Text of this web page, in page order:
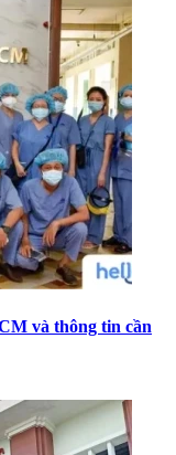
và thông tin cần